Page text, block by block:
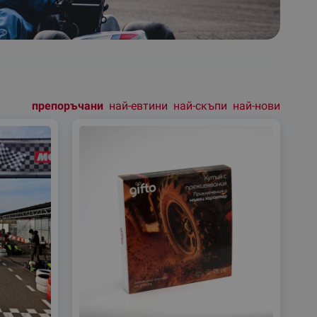
Подреди
по:
препоръчани най-евтини най-скъпи най-нови